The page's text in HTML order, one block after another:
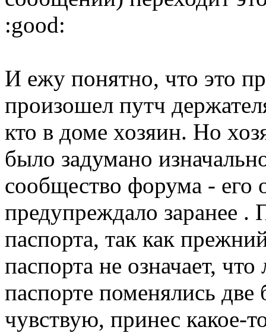
:good:
И ежу понятно, что это
произошел путч
кто в доме хозяин. Но
было задумано
сообщество форума - его
предупреждало заранее .
паспорта, так как
паспорта не означает,
паспорте поменялись
чувствую, принес какое-